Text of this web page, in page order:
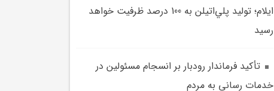
ايلام؛ توليد پلي‌اتيلن به 100 درصد ظرفيت خواهد
رسيد
تأکيد فرماندار رودبار بر انسجام مسئولين در
خدمات رساني به مردم